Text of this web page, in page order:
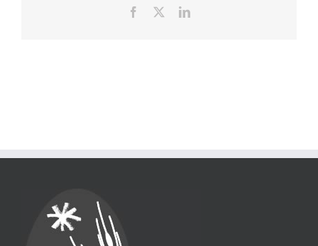
Facebook LinkedIn